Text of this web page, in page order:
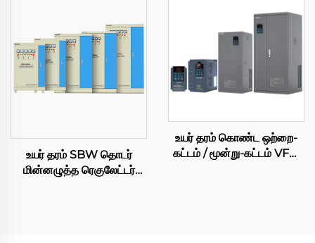
அமைப்புகளுக்காக
உயர் தரம் SBW தொடர்
மின்னழுத்த ரெகுலேட்டர்
உயர் தரம் கொண்ட ஒற்றை-
கட்டம் / மூன்று-கட்டம் VFD,